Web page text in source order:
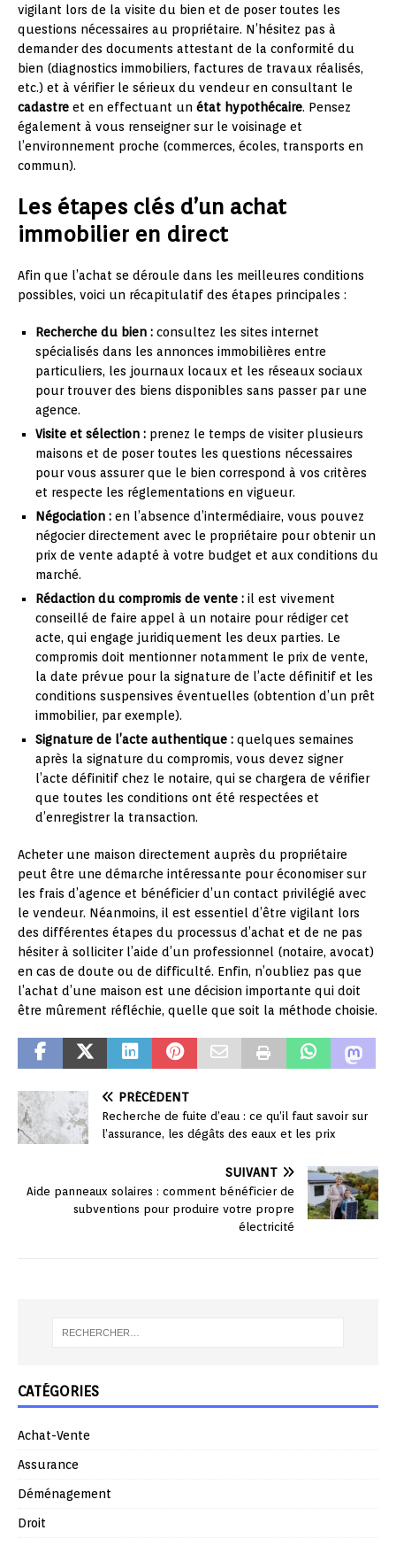
vigilant lors de la visite du bien et de poser toutes les
questions nécessaires au propriétaire. N’hésitez pas à
demander des documents attestant de la conformité du
bien (diagnostics immobiliers, factures de travaux réalisés,
etc.) et à vérifier le sérieux du vendeur en consultant le
cadastre et en effectuant un état hypothécaire. Pensez
également à vous renseigner sur le voisinage et
l’environnement proche (commerces, écoles, transports en
commun).
Les étapes clés d’un achat
immobilier en direct
Afin que l’achat se déroule dans les meilleures conditions
possibles, voici un récapitulatif des étapes principales :
Recherche du bien : consultez les sites internet
spécialisés dans les annonces immobilières entre
particuliers, les journaux locaux et les réseaux sociaux
pour trouver des biens disponibles sans passer par une
agence.
Visite et sélection : prenez le temps de visiter plusieurs
maisons et de poser toutes les questions nécessaires
pour vous assurer que le bien correspond à vos critères
et respecte les réglementations en vigueur.
Négociation : en l’absence d’intermédiaire, vous pouvez
négocier directement avec le propriétaire pour obtenir un
prix de vente adapté à votre budget et aux conditions du
marché.
Rédaction du compromis de vente : il est vivement
conseillé de faire appel à un notaire pour rédiger cet
acte, qui engage juridiquement les deux parties. Le
compromis doit mentionner notamment le prix de vente,
la date prévue pour la signature de l’acte définitif et les
conditions suspensives éventuelles (obtention d’un prêt
immobilier, par exemple).
Signature de l’acte authentique : quelques semaines
après la signature du compromis, vous devez signer
l’acte définitif chez le notaire, qui se chargera de vérifier
que toutes les conditions ont été respectées et
d’enregistrer la transaction.
Acheter une maison directement auprès du propriétaire
peut être une démarche intéressante pour économiser sur
les frais d’agence et bénéficier d’un contact privilégié avec
le vendeur. Néanmoins, il est essentiel d’être vigilant lors
des différentes étapes du processus d’achat et de ne pas
hésiter à solliciter l’aide d’un professionnel (notaire, avocat)
en cas de doute ou de difficulté. Enfin, n’oubliez pas que
l’achat d’une maison est une décision importante qui doit
être mûrement réfléchie, quelle que soit la méthode choisie.
PRÉCÉDENT
Recherche de fuite d’eau : ce qu’il faut savoir sur
l’assurance, les dégâts des eaux et les prix
SUIVANT
Aide panneaux solaires : comment bénéficier de
subventions pour produire votre propre
électricité
CATÉGORIES
Achat-Vente
Assurance
Déménagement
Droit